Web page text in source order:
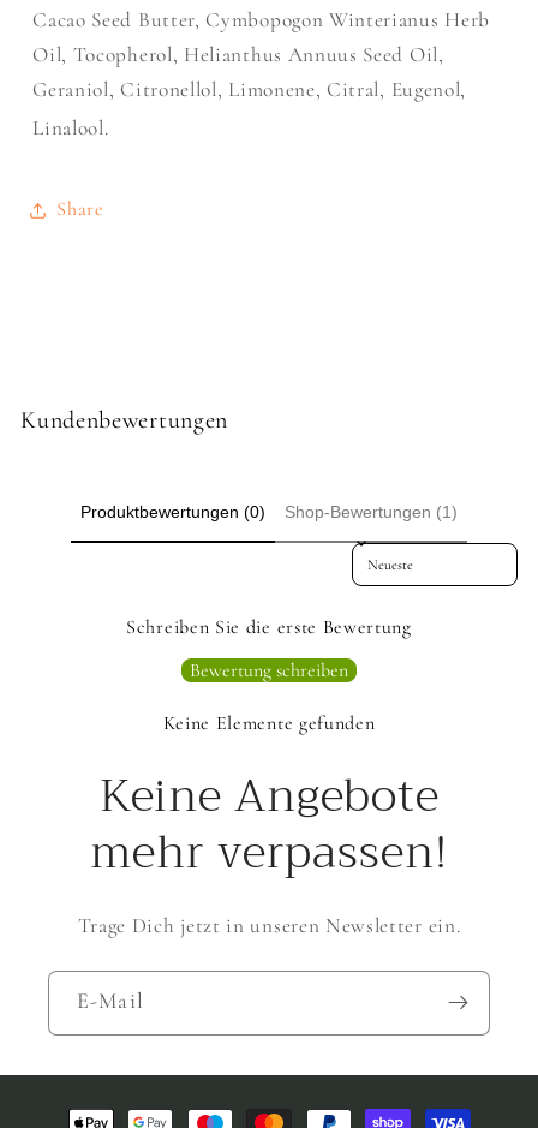
Cacao Seed Butter, Cymbopogon Winterianus Herb
Oil, Tocopherol, Helianthus Annuus Seed Oil,
Geraniol, Citronellol, Limonene, Citral, Eugenol,
Linalool.
Share
Kundenbewertungen
Produktbewertungen (0) Shop-Bewertungen (1)
Sort reviews by
Schreiben Sie die erste Bewertung
Bewertung schreiben
Keine Elemente gefunden
Keine Angebote
mehr verpassen!
Trage Dich jetzt in unseren Newsletter ein.
E-Mail
Zahlungsmethoden